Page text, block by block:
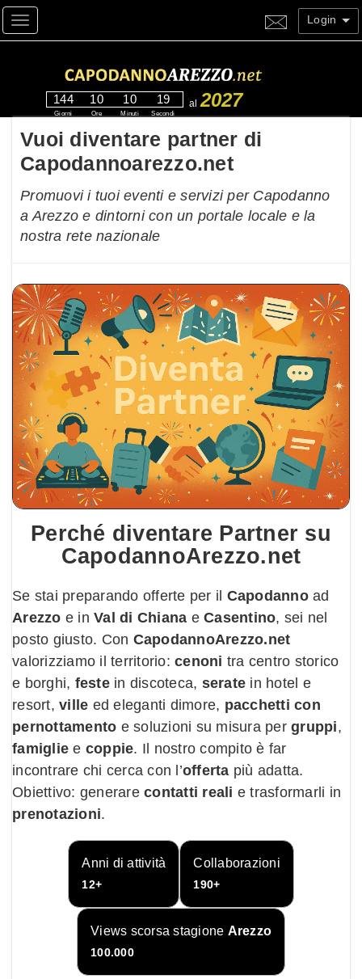
Toggle navigation Login
144
Giorni
10
Ore
10
Minuti
18
Secondi
al 2027
Vuoi diventare partner di
Capodannoarezzo.net
Promuovi i tuoi eventi e servizi per Capodanno
a Arezzo e dintorni con un portale locale e la
nostra rete nazionale
Perché diventare Partner su
CapodannoArezzo.net
Se stai preparando offerte per il Capodannoad
Arezzo e in Val di Chiana e Casentino, sei nel
posto giusto. Con CapodannoArezzo.net
valorizziamo il territorio: cenoni tra centro storico
e borghi, festein discoteca, serate in hotel e
resort, ville ed eleganti dimore, pacchetti con
pernottamento e soluzioni su misura per gruppi,
famiglie e coppie. Il nostro compito è far
incontrare chi cerca con l’offerta più adatta.
Obiettivo: generare contatti reali e trasformarli in
prenotazioni.
Anni di attività
12+
Collaborazioni
190+
Views scorsa stagione Arezzo
100.000